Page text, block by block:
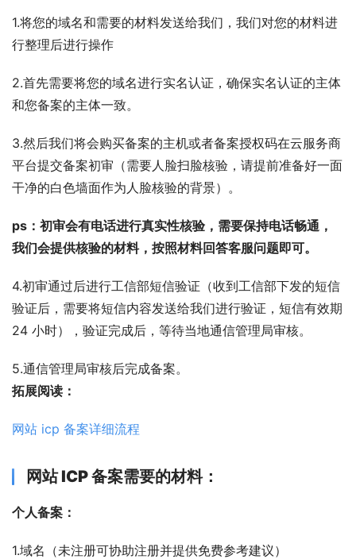
1.将您的域名和需要的材料发送给我们，我们对您的材料进
行整理后进行操作
2.首先需要将您的域名进行实名认证，确保实名认证的主体
和您备案的主体一致。
3.然后我们将会购买备案的主机或者备案授权码在云服务商
平台提交备案初审（需要人脸扫脸核验，请提前准备好一面
干净的白色墙面作为人脸核验的背景）。
ps：初审会有电话进行真实性核验，需要保持电话畅通，
我们会提供核验的材料，按照材料回答客服问题即可。
4.初审通过后进行工信部短信验证（收到工信部下发的短信
验证后，需要将短信内容发送给我们进行验证，短信有效期
24 小时），验证完成后，等待当地通信管理局审核。
5.通信管理局审核后完成备案。
拓展阅读：
网站 icp 备案详细流程
网站 ICP 备案需要的材料：
个人备案：
1.域名（未注册可协助注册并提供免费参考建议）